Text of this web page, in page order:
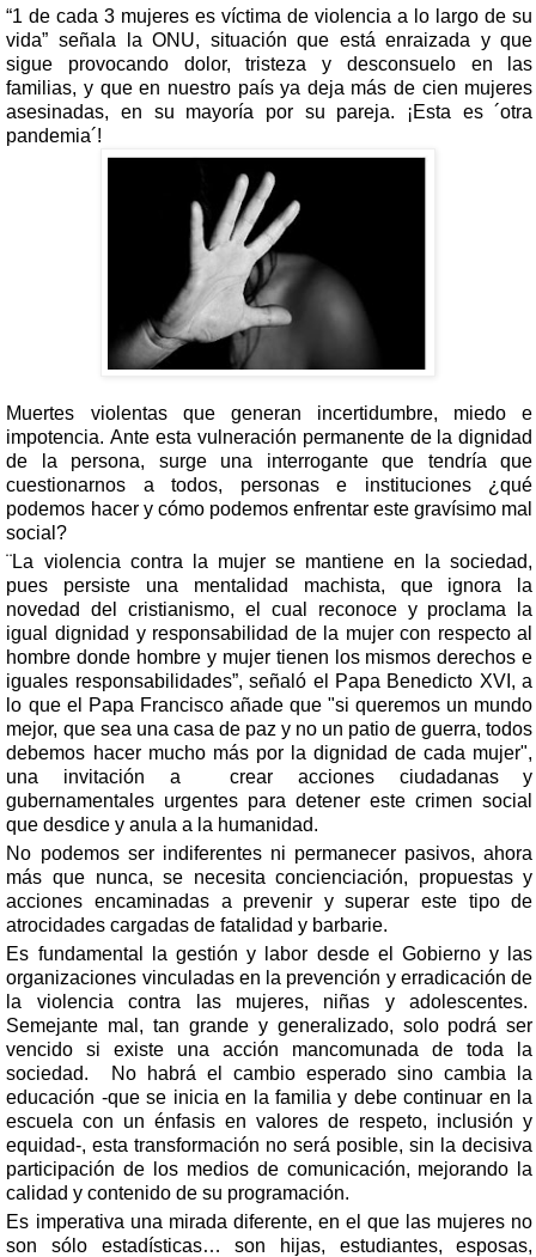
“1 de cada 3 mujeres es víctima de violencia a lo largo de su
vida” señala la ONU, situación que está enraizada y que
sigue provocando dolor, tristeza y desconsuelo en las
familias, y que en nuestro país ya deja más de cien mujeres
asesinadas, en su mayoría por su pareja.
¡Esta es ´otra
pandemia´!
Muertes violentas que generan incertidumbre, miedo e
impotencia. Ante esta vulneración permanente de la dignidad
de la persona, surge una interrogante que tendría que
cuestionarnos a todos, personas e instituciones ¿qué
podemos hacer y cómo podemos enfrentar este gravísimo mal
social?
¨La violencia contra la mujer se mantiene en la sociedad,
pues persiste una mentalidad machista, que ignora la
novedad del cristianismo, el cual reconoce y proclama la
igual dignidad y responsabilidad de la mujer con respecto al
hombre donde hombre y mujer tienen los mismos derechos e
iguales responsabilidades”, señaló el Papa Benedicto XVI, a
lo que el Papa Francisco añade que "si queremos un mundo
mejor, que sea una casa de paz y no un patio de guerra, todos
debemos hacer mucho más por la dignidad de cada mujer",
una invitación a
crear acciones ciudadanas y
gubernamentales urgentes para detener este crimen social
que desdice y anula a la humanidad.
No podemos ser indiferentes ni permanecer pasivos, ahora
más que nunca, se necesita concienciación, propuestas y
acciones encaminadas a prevenir y superar este tipo de
atrocidades cargadas de fatalidad y barbarie.
Es fundamental la gestión y labor desde el Gobierno y las
organizaciones vinculadas en la prevención y erradicación de
la violencia contra las mujeres, niñas y adolescentes.
Semejante mal, tan grande y generalizado, solo podrá ser
vencido si existe una acción mancomunada de toda la
sociedad.
No habrá el cambio esperado sino cambia la
educación -que se inicia en la familia y debe continuar en la
escuela con un énfasis en valores de respeto, inclusión y
equidad-,esta transformación no será posible, sin la decisiva
participación de los medios de comunicación, mejorando la
calidad y contenido de su programación.
Es imperativa una mirada diferente, en el que las mujeres no
son sólo estadísticas… son hijas, estudiantes, esposas,